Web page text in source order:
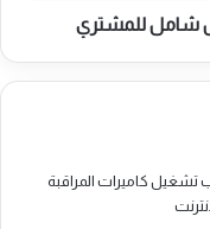
شامل للمشتري